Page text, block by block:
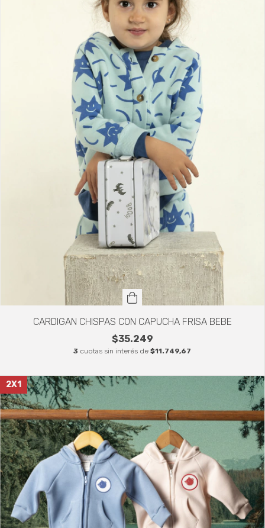
CARDIGAN CHISPAS CON CAPUCHA FRISA BEBE
$35.249
3 cuotas sin interés de $11.749,67
2X1